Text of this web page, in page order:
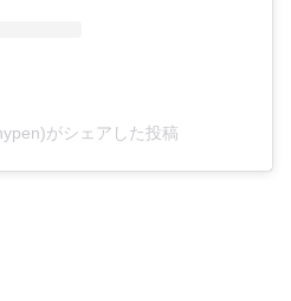
がシェアした投稿